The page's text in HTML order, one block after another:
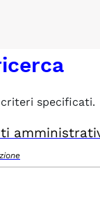
specificati.